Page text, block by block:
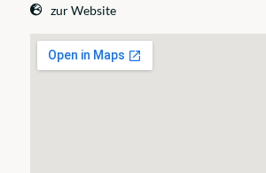
zur Website